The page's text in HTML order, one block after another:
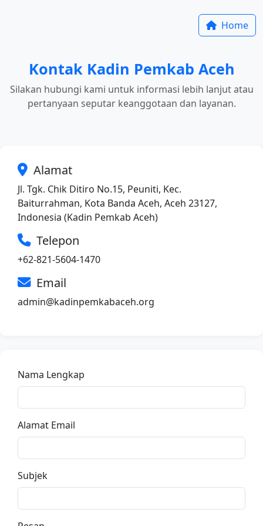
Home
Kontak Kadin Pemkab Aceh
Silakan hubungi kami untuk informasi lebih lanjut atau
pertanyaan seputar keanggotaan dan layanan.
Alamat
Jl. Tgk. Chik Ditiro No.15, Peuniti, Kec.
Baiturrahman, Kota Banda Aceh, Aceh 23127,
Indonesia (Kadin Pemkab Aceh)
Telepon
+62-821-5604-1470
Email
admin@kadinpemkabaceh.org
Nama Lengkap
Alamat Email
Subjek